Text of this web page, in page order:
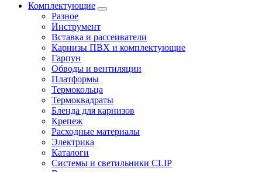
Комплектующие
Разное
Инструмент
Вставка и рассеиватели
Карнизы ПВХ и комплектующие
Гарпун
Обводы и вентиляции
Платформы
Термокольца
Термоквадраты
Бленда для карнизов
Крепеж
Расходные материалы
Электрика
Каталоги
Системы и светильники CLIP